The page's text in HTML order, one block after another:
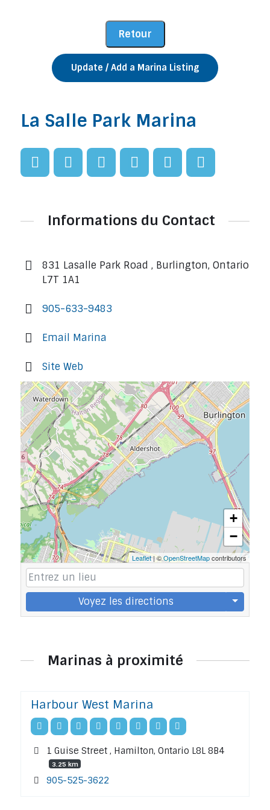
Update / Add a Marina Listing
La Salle Park Marina
Informations du Contact
831 Lasalle Park Road , Burlington, Ontario
L7T 1A1
905-633-9483
Email Marina
Site Web
+
−
Leaflet| ©OpenStreetMapcontributors
Voyez les directions
Marinas à proximité
Harbour West Marina
1 Guise Street , Hamilton, Ontario L8L 8B4
3.25 km
905-525-3622